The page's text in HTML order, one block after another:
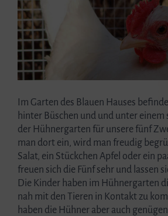
Im Garten des Blauen Hauses
hinter Büschen und und unter einem
der Hühnergarten für unsere fünf
man dort ein, wird man freudig
Salat, ein Stückchen Apfel oder ein
freuen sich die Fünf sehr und lassen
Die Kinder haben im Hühnergarten
nah mit den Tieren in Kontakt zu
haben die Hühner aber auch